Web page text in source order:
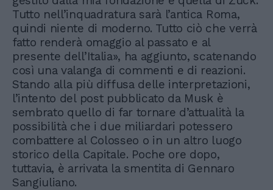
Tutto nell’inquadratura sarà l’antica Roma,
quindi niente di moderno. Tutto ciò che verrà
fatto renderà omaggio al passato e al
presente dell’Italia», ha aggiunto, scatenando
così una valanga di commenti e di reazioni.
Stando alla più diffusa delle interpretazioni,
l’intento del post pubblicato da Musk è
sembrato quello di far tornare d’attualità la
possibilità che i due miliardari potessero
combattere al Colosseo o in un altro luogo
storico della Capitale. Poche ore dopo,
tuttavia, è arrivata la smentita di Gennaro
Sangiuliano.